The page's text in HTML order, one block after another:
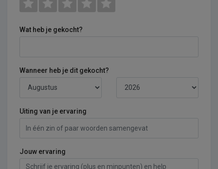
Wat heb je gekocht?
Wanneer heb je dit gekocht?
Uiting van je ervaring
Jouw ervaring